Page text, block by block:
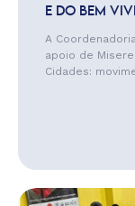
E DO BEM
A
apoio de
Cidades: